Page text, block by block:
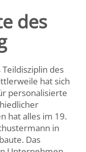
des
des
hat sich
personalisierte
hat alles im 19.
in
Das